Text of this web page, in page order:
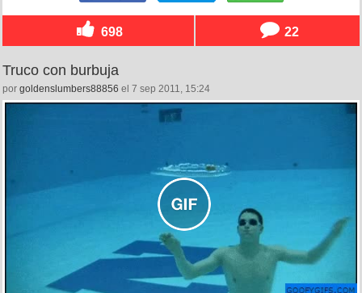
698 22
Truco con burbuja
por goldenslumbers88856 el 7 sep 2011, 15:24